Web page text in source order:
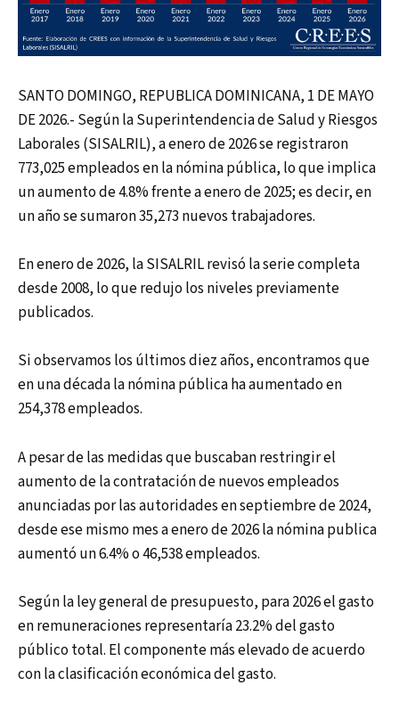
SANTO DOMINGO, REPUBLICA DOMINICANA, 1 DE MAYO
DE 2026.- Según la Superintendencia de Salud y Riesgos
Laborales (SISALRIL), a enero de 2026 se registraron
773,025 empleados en la nómina pública, lo que implica
un aumento de 4.8% frente a enero de 2025; es decir, en
un año se sumaron 35,273 nuevos trabajadores.
En enero de 2026, la SISALRIL revisó la serie completa
desde 2008, lo que redujo los niveles previamente
publicados.
Si observamos los últimos diez años, encontramos que
en una década la nómina pública ha aumentado en
254,378 empleados.
A pesar de las medidas que buscaban restringir el
aumento de la contratación de nuevos empleados
anunciadas por las autoridades en septiembre de 2024,
desde ese mismo mes a enero de 2026 la nómina publica
aumentó un 6.4% o 46,538 empleados.
Según la ley general de presupuesto, para 2026 el gasto
en remuneraciones representaría 23.2% del gasto
público total. El componente más elevado de acuerdo
con la clasificación económica del gasto.